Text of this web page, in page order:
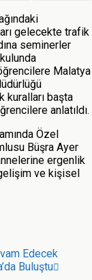
gelecekte trafik
seminerler
Malatya
başta
anlatıldı.
Özel
Büşra Ayer
ergenlik
ve kişisel
Edecek
Buluştu